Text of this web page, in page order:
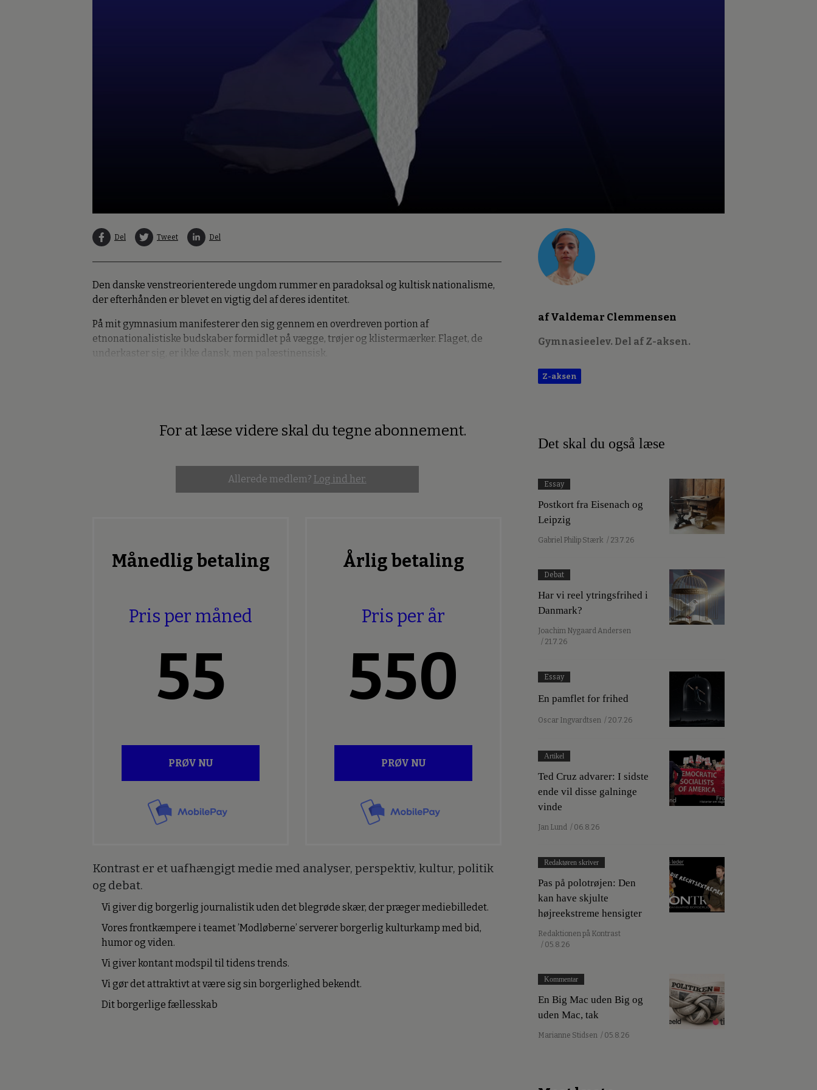
Del Tweet Del
Den danske venstreorienterede ungdom rummer en paradoksal og kultisk nationalisme,
der efterhånden er blevet en vigtig del af deres identitet.
På mit gymnasium manifesterer den sig gennem en overdreven portion af
etnonationalistiske budskaber formidlet på vægge, trøjer og klistermærker. Flaget, de
underkaster sig, er ikke dansk, men palæstinensisk.
PremiumFor at læse videre skal du tegne abonnement.
Allerede medlem? Log ind her.
Månedlig betaling
Pris per måned
55
PRØV NU
Årlig betaling
Pris per år
550
PRØV NU
Kontrast er et uafhængigt medie med analyser, perspektiv, kultur, politik
og debat.
Vi giver dig borgerlig journalistik uden det blegrøde skær, der præger mediebilledet.
Vores frontkæmpere i teamet ’Modløberne’ serverer borgerlig kulturkamp med bid,
humor og viden.
Vi giver kontant modspil til tidens trends.
Vi gør det attraktivt at være sig sin borgerlighed bekendt.
Dit borgerlige fællesskab
af Valdemar Clemmensen
Gymnasieelev. Del af Z-aksen.
Z-aksen
Det skal du også læse
Essay
Postkort fra Eisenach og
Leipzig
Gabriel Philip Stærk / 23.7.26
Debat
Har vi reel ytringsfrihed i
Danmark?
Joachim Nygaard Andersen
/ 21.7.26
Essay
En pamflet for frihed
Oscar Ingvardtsen / 20.7.26
Artikel
Ted Cruz advarer: I sidste
ende vil disse galninge
vinde
Jan Lund / 06.8.26
Redaktøren skriver
Pas på polotrøjen: Den
kan have skjulte
højreekstreme hensigter
Redaktionen på Kontrast
/ 05.8.26
Kommentar
En Big Mac uden Big og
uden Mac, tak
Marianne Stidsen / 05.8.26